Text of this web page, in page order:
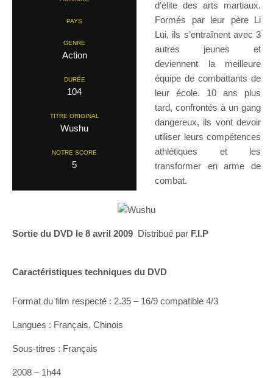
PAYS
GENRE
Action
DURÉE
104
TITRE ORIGINAL
Wushu
NOTRE SCORE
5
d’élite des arts martiaux.
Formés par leur père Li
Lui, ils s’entraînent avec 3
autres jeunes et
deviennent la meilleure
équipe de combattants de
leur école. 10 ans plus
tard, confrontés à un gang
dangereux, ils vont devoir
utiliser leurs compétences
athlétiques et les
transformer en arme de
combat.
Sortie du DVD le 8 avril 2009 Distribué par F.I.P
Caractéristiques techniques du DVD
Format du film respecté : 2.35 – 16/9 compatible 4/3
Langues : Français, Chinois
Sous-titres : Français
2008 – 1h44